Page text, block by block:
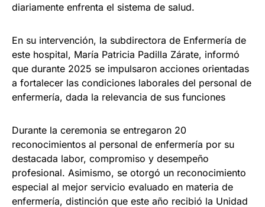
diariamente enfrenta el sistema de salud.
En su intervención, la subdirectora de Enfermería de
este hospital, María Patricia Padilla Zárate, informó
que durante 2025 se impulsaron acciones orientadas
a fortalecer las condiciones laborales del personal de
enfermería, dada la relevancia de sus funciones
Durante la ceremonia se entregaron 20
reconocimientos al personal de enfermería por su
destacada labor, compromiso y desempeño
profesional. Asimismo, se otorgó un reconocimiento
especial al mejor servicio evaluado en materia de
enfermería, distinción que este año recibió la Unidad